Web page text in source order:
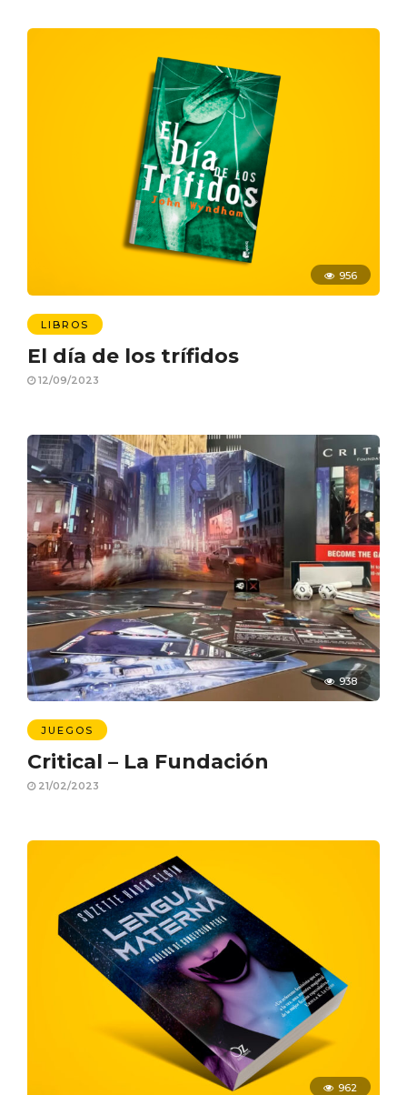
956
LIBROS
El día de los trífidos
12/09/2023
938
JUEGOS
Critical – La Fundación
21/02/2023
962